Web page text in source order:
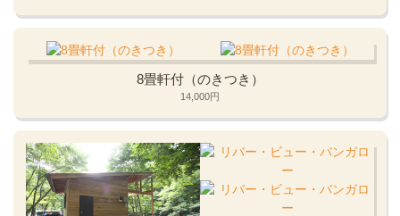
8畳軒付（のきつき）
14,000円